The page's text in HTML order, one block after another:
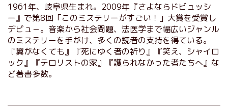
1961年、岐阜県生まれ。2009年『さよならドビュッシ
ー』で第8回「このミステリーがすごい！」大賞を受賞し
デビュ－。音楽から社会問題、法医学まで幅広いジャンル
のミステリーを手がけ、多くの読者の支持を得ている。
『翼がなくても』『死にゆく者の祈り』『笑え、シャイロ
ック』『テロリストの家』『護られなかった者たちへ』な
ど著書多数。